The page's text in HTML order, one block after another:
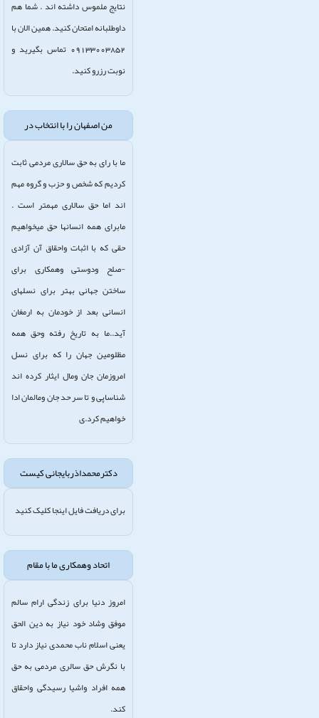
نتایج ملموس داشته اند . شما هم
داوطلبانه امتحان کنید. همین الان با
09133003852 تماس بگیرید و
نوبت رزرو کنید.
من اصفهان را با انتخاب در
ما با رای به حق سالاری مردمی ثابت
کردیم که شخص و حزب و گروه مهم
اند اما حق سالاری مهمتر است .
مابرای همه انسانها حق میخواهیم
حقی که با اثبات واحقاق آن آزادی
-صلح ودوستی وهمکاری برای
ساختن جهانی بهتر برای نسلهای
انسانی بعد از خودمان به ارمغان
آید..ما به تاریخ رفته وحق همه
مظلومین جهان را که برای نسل
امروزمان جان ومال ایثار کرده اند
شناساپی و تا سر حد جان ومالمان ادا
خواهیم کرد.ی
دکترمحمداذربایجانی کیست
برای دریافت فایل اینجا کلیک کنید
اتحاد وهمکاری ما با مقام
امروز دنیا برای زندگی ارام سالم
موفق وشاد خود نیاز به دین الحق
یعنی اسلام ناب محمدی نیاز دارد تا
با نگرش حق سالری مردمی به حق
همه افراد واشیا رسیدگی واحقاق
کند.